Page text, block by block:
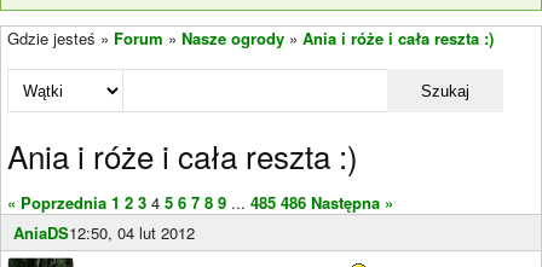
Gdzie jesteś » Forum » Nasze ogrody » Ania i róże i cała reszta :)
Szukaj
Ania i róże i cała reszta :)
« Poprzednia 1 2 3 4 5 6 7 8 9 ... 485 486 Następna »
AniaDS12:50, 04 lut 2012